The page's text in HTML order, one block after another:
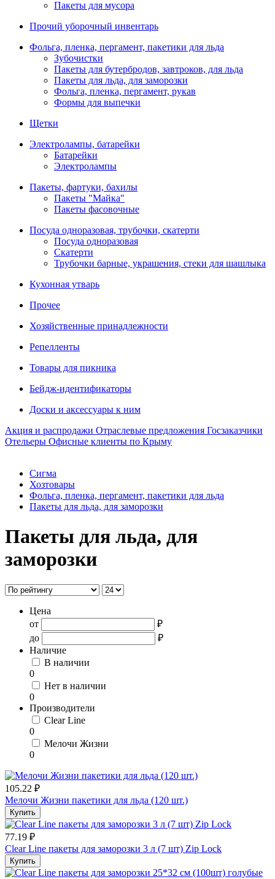
Пакеты для мусора
Прочий уборочный инвентарь
Фольга, пленка, пергамент, пакетики для льда
Зубочистки
Пакеты для бутербродов, завтроков, для льда
Пакеты для льда, для заморозки
Фольга, пленка, пергамент, рукав
Формы для выпечки
Щетки
Электролампы, батарейки
Батарейки
Электролампы
Пакеты, фартуки, бахилы
Пакеты "Майка"
Пакеты фасовочные
Посуда одноразовая, трубочки, скатерти
Посуда одноразовая
Скатерти
Трубочки барные, украшения, стеки для шашлыка
Кухонная утварь
Прочее
Хозяйственные принадлежности
Репелленты
Товары для пикника
Бейдж-идентификаторы
Доски и аксессуары к ним
Акция и распродажи Отраслевые предложения Госзаказчики
Отельеры Офисные клиенты по Крыму
Сигма
Хозтовары
Фольга, пленка, пергамент, пакетики для льда
Пакеты для льда, для заморозки
Пакеты для льда, для
заморозки
Цена
от
₽
до
₽
Наличие
В наличии
0
Нет в наличии
0
Производители
Clear Line
0
Мелочи Жизни
0
105.22 ₽
Мелочи Жизни пакетики для льда (120 шт.)
Купить
77.19 ₽
Clear Line пакеты для заморозки 3 л (7 шт) Zip Lock
Купить